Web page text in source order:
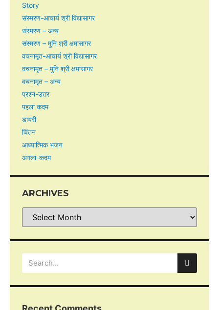
Story
संस्मरण-आचार्य श्री विद्यासागर
संस्मरण – अन्य
संस्मरण – मुनि श्री क्षमासागर
वचनामृत-आचार्य श्री विद्यासागर
वचनामृत – मुनि श्री क्षमासागर
वचनामृत – अन्य
प्रश्न-उत्तर
पहला कदम
डायरी
चिंतन
आध्यात्मिक भजन
अगला-कदम
ARCHIVES